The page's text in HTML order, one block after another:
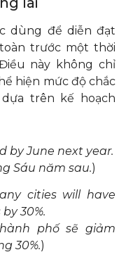
dùng để diễn đạt
trước một thời
này không chỉ
hiện mức độ chắc
trên kế hoạch
by June next year.
Sáu năm sau.)
cities will have
30%.
phố sẽ giảm
30%.)